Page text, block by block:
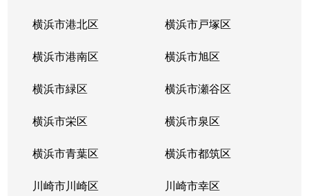
横浜市港北区 横浜市戸塚区
横浜市港南区 横浜市旭区
横浜市緑区 横浜市瀬谷区
横浜市栄区 横浜市泉区
横浜市青葉区 横浜市都筑区
川崎市川崎区 川崎市幸区